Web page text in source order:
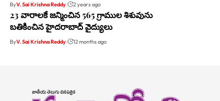
ByV. Sai Krishna Reddy 2 years ago
23 వారాలకే జన్మించిన 565 గ్రాముల శిశువును
బతికించిన హైదరాబాద్ వైద్యులు
ByV. Sai Krishna Reddy 12 months ago